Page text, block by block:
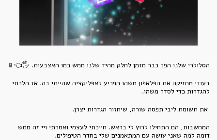
הסלולרי שלנו הפך כבר מזמן לחלק מהיד שלנו ממש כמו האצבעות. 🖐👈📱
בעודי מחזיקה את הפלאפון משהו הפריע לאפליקציה שהייתי בה. אז הלכתי
להגדרות כדי לסדר משהו.
את תשומת ליבי תפסה שורה, שיחזור הגדרות יצרן.
המחשבות, הם התחילו לרוץ לי בראש. חייכתי לעצמי ואמרתי ויי זה ממש
דומה למה שאני עושה עם המתאמנים שלי בחדר הטיפולים.